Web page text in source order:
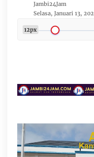
Jambi24Jam
Selasa, Januari 13,
12px